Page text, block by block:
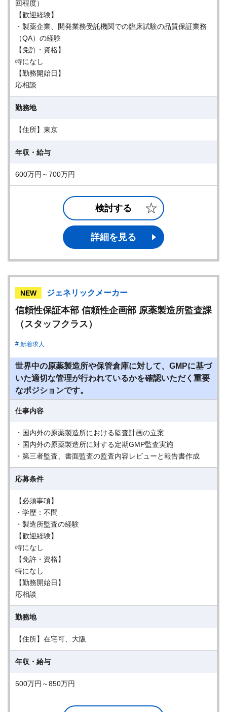
回程度）
【歓迎経験】
・製薬企業、開発業務受託機関での臨床試験の品質保証業務
（QA）の経験
【免許・資格】
特になし
【勤務開始日】
応相談
勤務地
【住所】東京
年収・給与
600万円～700万円
検討する
詳細を見る
NEW ジェネリックメーカー
信頼性保証本部 信頼性企画部 原薬製造所監査課
（スタッフクラス）
新着求人
世界中の原薬製造所や保管倉庫に対して、GMPに基づ
いた適切な管理が行われているかを確認いただく重要
なポジションです。
仕事内容
・国内外の原薬製造所における監査計画の立案
・国内外の原薬製造所に対する定期GMP監査実施
・第三者監査、書面監査の監査内容レビューと報告書作成
応募条件
【必須事項】
・学歴：不問
・製造所監査の経験
【歓迎経験】
特になし
【免許・資格】
特になし
【勤務開始日】
応相談
勤務地
【住所】在宅可、大阪
年収・給与
500万円～850万円